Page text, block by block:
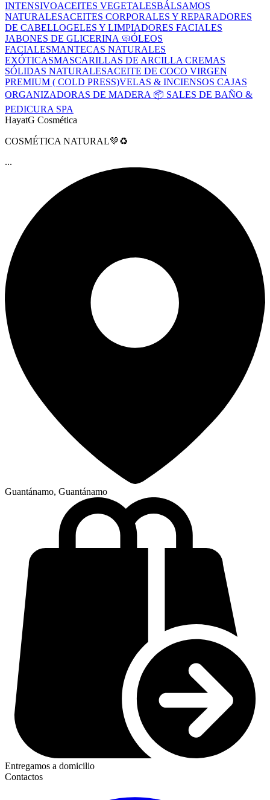
INTENSIVOACEITES VEGETALESBÁLSAMOS
NATURALESACEITES CORPORALES Y REPARADORES
DE CABELLOGELES Y LIMPIADORES FACIALES
JABONES DE GLICERINA 🧼ÓLEOS
FACIALESMANTECAS NATURALES
EXÓTICASMASCARILLAS DE ARCILLA CREMAS
SÓLIDAS NATURALESACEITE DE COCO VIRGEN
PREMIUM ( COLD PRESS)VELAS & INCIENSOS CAJAS
ORGANIZADORAS DE MADERA 📦 SALES DE BAÑO &
PEDICURA SPA
HayatG Cosmética
COSMÉTICA NATURAL💚♻️
...
Guantánamo, Guantánamo
Entregamos a domicilio
Contactos